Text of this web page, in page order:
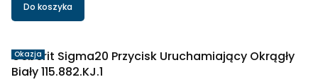
Do koszyka
Okazja
Geberit Sigma20 Przycisk Uruchamiający Okrągły
Biały 115.882.KJ.1